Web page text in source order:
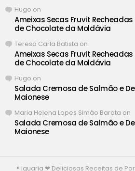
Hugo on
Ameixas Secas Fruvit
de Chocolate da Moldávia
Teresa Carla Batista on
Ameixas Secas Fruvit
de Chocolate da Moldávia
Hugo on
Salada Cremosa de Salmão e
Maionese
Maria Helena Lopes Simão Barata on
Salada Cremosa de Salmão e
Maionese
® Iguaria ❤ Deliciosas Receitas de